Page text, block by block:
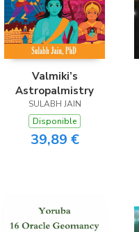
Valmiki’s
Astropalmistry
SULABH JAIN
Disponible
39,89 €